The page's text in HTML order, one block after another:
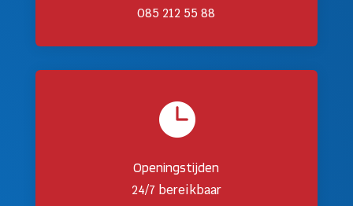
085 212 55 88

Openingstijden
24/7 bereikbaar